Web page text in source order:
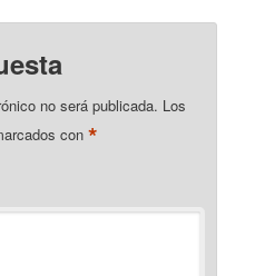
no será publicada. Los
con*